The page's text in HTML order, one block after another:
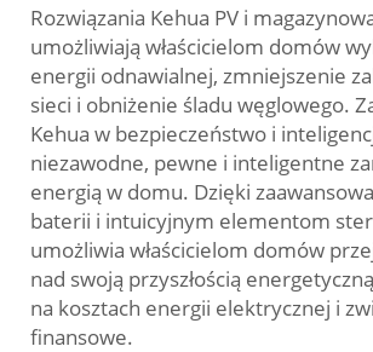
Rozwiązania Kehua PV i
umożliwiają właścicielom domów
energii odnawialnej, zmniejszenie
sieci i obniżenie śladu węglowego.
Kehua w bezpieczeństwo i
niezawodne, pewne i inteligentne
energią w domu. Dzięki
baterii i intuicyjnym elementom
umożliwia właścicielom domów
nad swoją przyszłością
na kosztach energii elektrycznej i
finansowe.